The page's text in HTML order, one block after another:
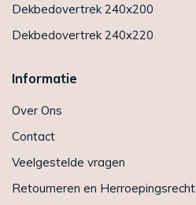
Dekbedovertrek 240x200
Dekbedovertrek 240x220
Informatie
Over Ons
Contact
Veelgestelde vragen
Retourneren en Herroepingsrecht